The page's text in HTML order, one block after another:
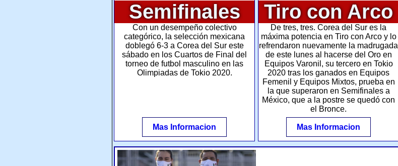
Semifinales
Con un desempeño colectivo
categórico, la selección mexicana
doblegó 6-3 a Corea del Sur este
sábado en los Cuartos de Final del
torneo de futbol masculino en las
Olimpiadas de Tokio 2020.
Mas Informacion
Tiro con Arco
De tres, tres. Corea del Sur es la
máxima potencia en Tiro con Arco y lo
refrendaron nuevamente la madrugada
de este lunes al hacerse del Oro en
Equipos Varonil, su tercero en Tokio
2020 tras los ganados en Equipos
Femenil y Equipos Mixtos, prueba en
la que superaron en Semifinales a
México, que a la postre se quedó con
el Bronce.
Mas Informacion